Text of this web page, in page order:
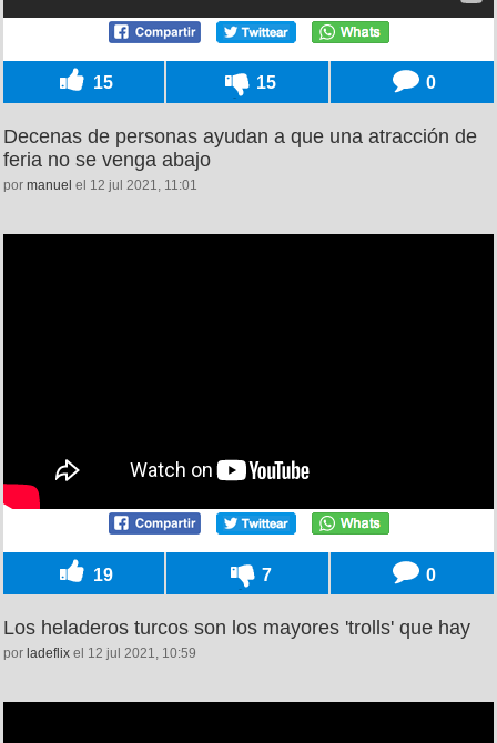
15 15 0
Decenas de personas ayudan a que una atracción de
feria no se venga abajo
por manuel el 12 jul 2021, 11:01
19 7 0
Los heladeros turcos son los mayores 'trolls' que hay
por ladeflix el 12 jul 2021, 10:59